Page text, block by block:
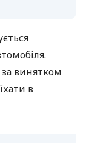
винятком
в